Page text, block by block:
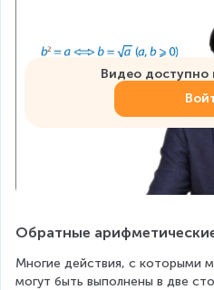
Видео доступно
Обратные
Многие действия, с которыми
могут быть выполнены в две